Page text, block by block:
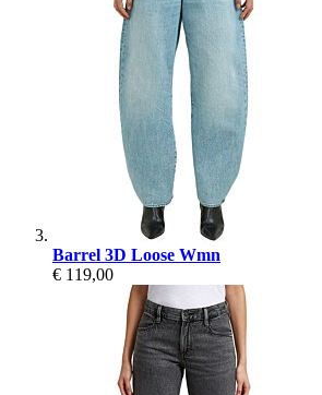
Barrel 3D Loose Wmn
€ 119,00